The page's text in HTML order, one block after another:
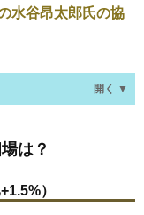
水谷昂太郎氏の協
開く ▼
前比+1.5%）
は？
）